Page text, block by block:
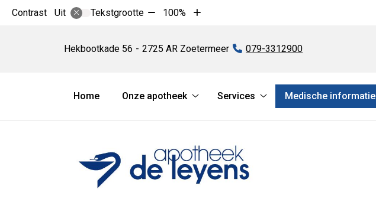
Contrast Uit Tekstgrootte Tekst
10%
100%
Tekst
10%
Hekbootkade 56 2725 AR Zoetermeer Tel:
079-3312900
Hoofdmenu
Home
Onze apotheek
apotheek
Services
Services
submenu
Medische informatie